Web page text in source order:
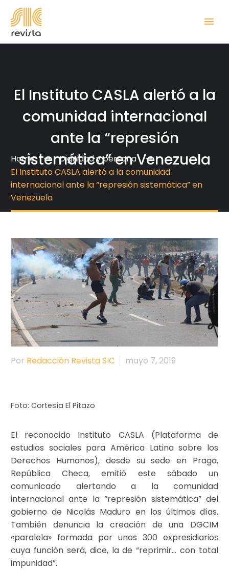
El Instituto CASLA alertó a la
comunidad internacional
ante la “represión
sistemática” en Venezuela
Home
Dignidad y persona
El Instituto CASLA alertó a la comunidad
internacional ante la “represión sistemática” en
Venezuela
Por Redacción Revista SIC mayo 7, 2019
Foto: Cortesía El Pitazo
El reconocido Instituto CASLA (Plataforma de
estudios sociales para América Latina sobre los
Derechos Humanos), desde su sede en Praga,
República Checa, emitió este sábado un
comunicado alertando a la comunidad
internacional ante la “represión sistemática” del
gobierno de Nicolás Maduro en los últimos días.
También denuncia la creación de una DGCIM
«paralela» formada por unos 300 expresidiarios
cuya función será, dice, la de “reprimir… con total
impunidad”.